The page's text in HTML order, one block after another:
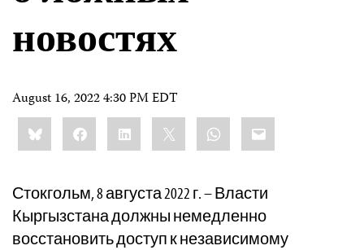
новостях
August 16, 2022 4:30 PM EDT
Share
this:BlueskyFacebookLinkedIn WhatsApp
Email
Стокгольм, 8 августа 2022 г. – Власти
Кыргызстана должны немедленно
восстановить доступ к независимому